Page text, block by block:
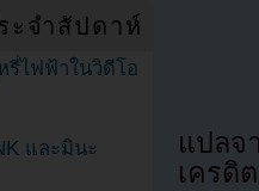
แปลจ
เครดิ
ะจำสัปดาห์
รี่ไฟฟ้าในวิดีโอ
และมินะ